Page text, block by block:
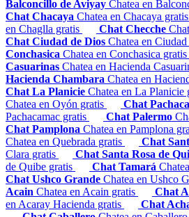
Balconcillo de Aviyay Chatea en
Chat Chacaya Chatea en Chacaya gratis
en Chaglla gratis
Chat Checche
Chat Ciudad de Dios Chatea en
Conchasica Chatea en Conchasica gratis
Casuarinas Chatea en Hacienda
Hacienda Chambara Chatea en
Chat La Planicie Chatea en La Planicie
Chatea en Oyón gratis
Chat
Pachacamac gratis
Chat Palermo
Chat Pamplona Chatea en Pamplona
Chatea en Quebrada gratis
Chat
Clara gratis
Chat Santa Rosa de
de Quibe gratis
Chat Tamará
Chat Ushco Grande Chatea en Ushco
Acain Chatea en Acain gratis Chat
en Acaray Hacienda gratis
Chat